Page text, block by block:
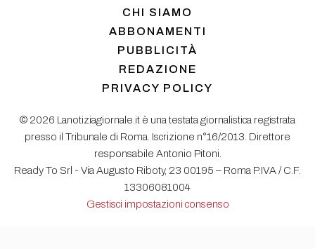
CHI SIAMO
ABBONAMENTI
PUBBLICITÀ
REDAZIONE
PRIVACY POLICY
© 2026 Lanotiziagiornale.it è una testata giornalistica registrata
presso il Tribunale di Roma. Iscrizione n°16/2013. Direttore
responsabile Antonio Pitoni.
Ready To Srl - Via Augusto Riboty, 23 00195 – Roma P.IVA / C.F.
13306081004
Gestisci impostazioni consenso